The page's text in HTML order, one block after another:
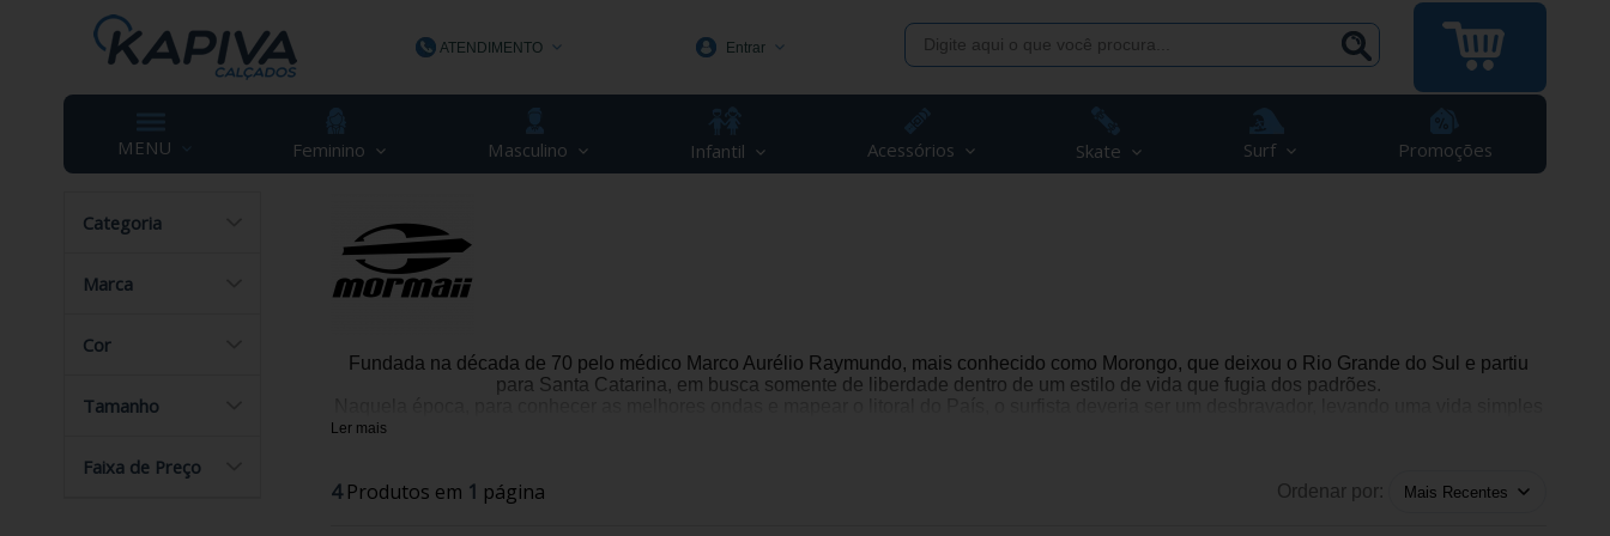
ATENDIMENTO
(48) 3623-1991
contato@kapiva.com.br
Entrar
MENU Feminino Masculino Infantil Acessórios Skate Surf Promoções
Categoria
Marca
Cor
Tamanho
Faixa de Preço
Fundada na década de 70 pelo médico Marco Aurélio Raymundo, mais conhecido como Morongo, que deixou o Rio Grande do Sul e partiu
para Santa Catarina, em busca somente de liberdade dentro de um estilo de vida que fugia dos padrões.
Morongo tinha em já tinha em seu proposito de vida um estilo livre, que buscava a felicidade em cada momento e viajando pelos litorais em
Ler mais
4 Produtos em 1 página Ordenar por: